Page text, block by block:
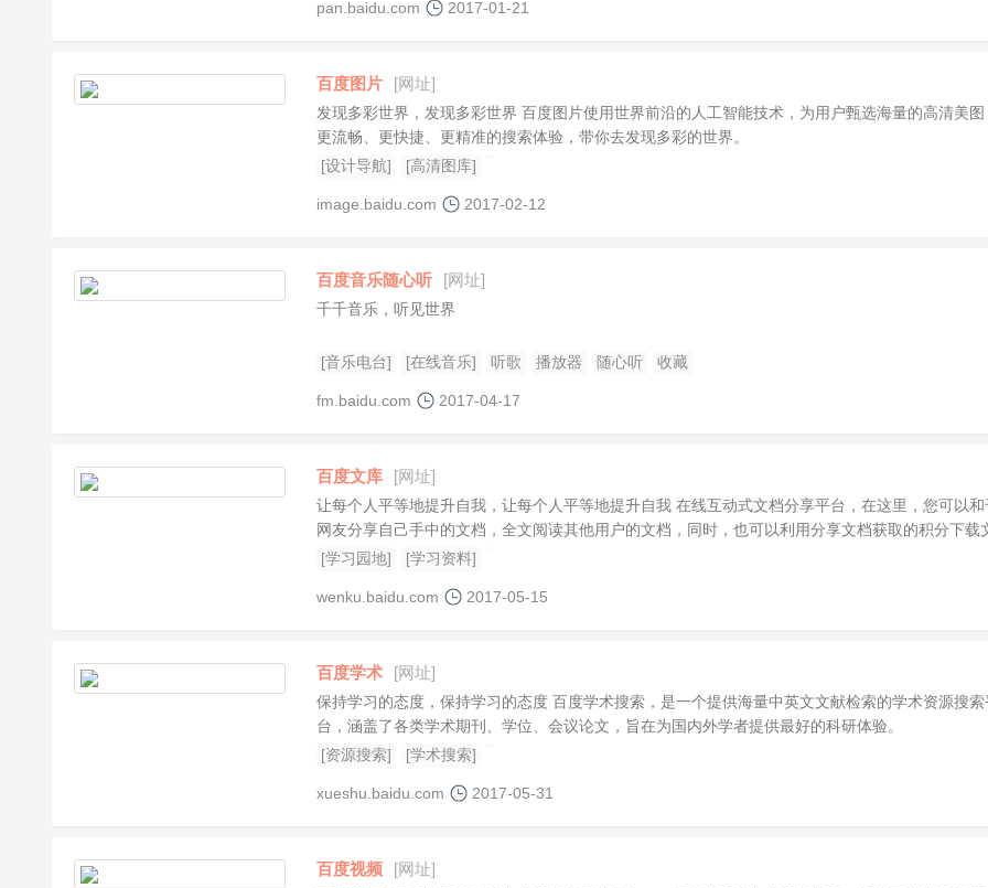
pan.baidu.com 2017-01-21
百度图片 [网址]
发现多彩世界，发现多彩世界 百度图片使用世界前沿的人工智能技术，为用户甄选海量的高清美图
更流畅、更快捷、更精准的搜索体验，带你去发现多彩的世界。
[设计导航]
[高清图库]
image.baidu.com 2017-02-12
百度音乐随心听 [网址]
千千音乐，听见世界
[音乐电台] [在线音乐] 听歌 播放器 随心听 收藏
fm.baidu.com 2017-04-17
百度文库 [网址]
让每个人平等地提升自我，让每个人平等地提升自我 在线互动式文档分享平台，在这里，您可以和
网友分享自己手中的文档，全文阅读其他用户的文档，同时，也可以利用分享文档获取的积分下载
[学习园地]
[学习资料]
wenku.baidu.com 2017-05-15
百度学术 [网址]
保持学习的态度，保持学习的态度 百度学术搜索，是一个提供海量中英文文献检索的学术资源搜索
台，涵盖了各类学术期刊、学位、会议论文，旨在为国内外学者提供最好的科研体验。
[资源搜索]
[学术搜索]
xueshu.baidu.com 2017-05-31
百度视频 [网址]